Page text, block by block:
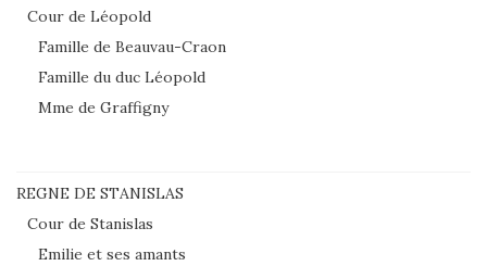
Cour de Léopold
Famille de Beauvau-Craon
Famille du duc Léopold
Mme de Graffigny
REGNE DE STANISLAS
Cour de Stanislas
Emilie et ses amants